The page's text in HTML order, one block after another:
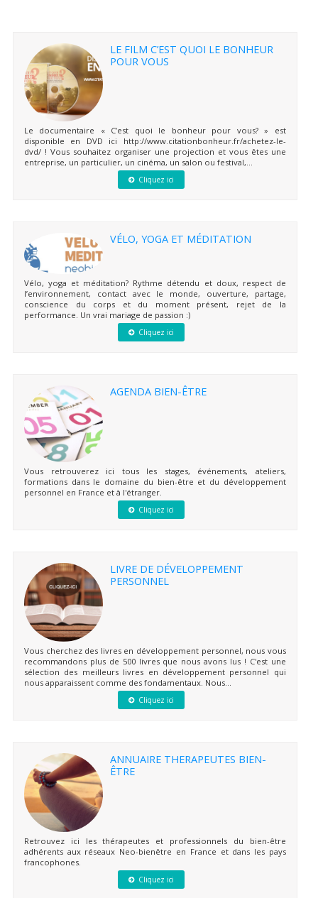
LE FILM C’EST QUOI LE BONHEUR
POUR VOUS
Le documentaire « C’est quoi le bonheur pour vous? » est
disponible en DVD ici http://www.citationbonheur.fr/achetez-le-
dvd/ ! Vous souhaitez organiser une projection et vous êtes une
entreprise, un particulier, un cinéma, un salon ou festival,...
Cliquez ici
VÉLO, YOGA ET MÉDITATION
Vélo, yoga et méditation? Rythme détendu et doux, respect de
l’environnement, contact avec le monde, ouverture, partage,
conscience du corps et du moment présent, rejet de la
performance. Un vrai mariage de passion :)
Cliquez ici
AGENDA BIEN-ÊTRE
Vous retrouverez ici tous les stages, événements, ateliers,
formations dans le domaine du bien-être et du développement
personnel en France et à l'étranger.
Cliquez ici
LIVRE DE DÉVELOPPEMENT
PERSONNEL
Vous cherchez des livres en développement personnel, nous vous
recommandons plus de 500 livres que nous avons lus ! C'est une
sélection des meilleurs livres en développement personnel qui
nous apparaissent comme des fondamentaux. Nous...
Cliquez ici
ANNUAIRE THERAPEUTES BIEN-
ÊTRE
Retrouvez ici les thérapeutes et professionnels du bien-être
adhérents aux réseaux Neo-bienêtre en France et dans les pays
francophones.
Cliquez ici